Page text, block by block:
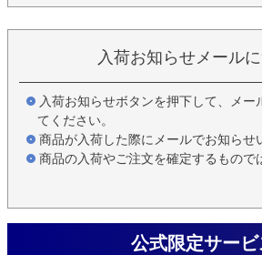
入荷お知らせメール
入荷お知らせボタンを押下して、メー
てください。
商品が入荷した際にメールでお知らせ
商品の入荷やご注文を確定するもので
公式限定サービ